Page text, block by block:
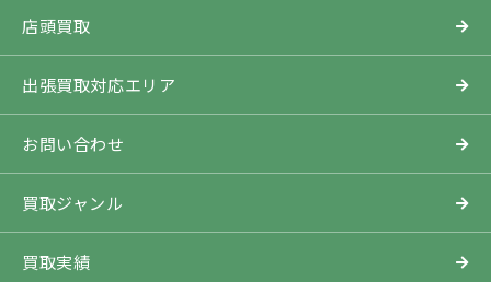
店頭買取
出張買取対応エリア
お問い合わせ
買取ジャンル
買取実績